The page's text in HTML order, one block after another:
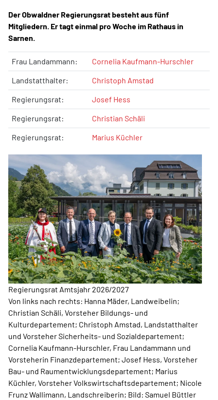
Der Obwaldner Regierungsrat besteht aus fünf
Mitgliedern. Er tagt einmal pro Woche im Rathaus in
Sarnen.
Frau Landammann: Cornelia Kaufmann-Hurschler
Landstatthalter: Christoph Amstad
Regierungsrat: Josef Hess
Regierungsrat: Christian Schäli
Regierungsrat: Marius Küchler
Regierungsrat Amtsjahr 2026/2027
Von links nach rechts: Hanna Mäder, Landweibelin;
Christian Schäli, Vorsteher Bildungs- und
Kulturdepartement; Christoph Amstad, Landstatthalter
und Vorsteher Sicherheits- und Sozialdepartement;
Cornelia Kaufmann-Hurschler, Frau Landammann und
Vorsteherin Finanzdepartement; Josef Hess, Vorsteher
Bau- und Raumentwicklungsdepartement; Marius
Küchler, Vorsteher Volkswirtschaftsdepartement; Nicole
Frunz Wallimann, Landschreiberin; Bild: Samuel Büttler